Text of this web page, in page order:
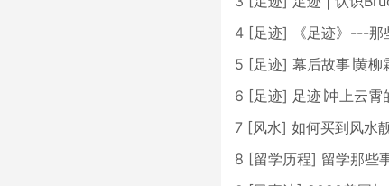
4 [足迹]
《足迹》---
5 [足迹] 幕后故事∣黄
6 [足迹] 足迹∣冲上云
7 [风水] 如何买到风水
8 [留学历程] 留学那些事儿 ——